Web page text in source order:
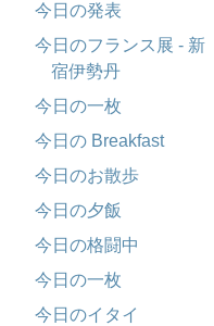
今日の発表
今日のフランス展 - 新
宿伊勢丹
今日の一枚
今日の Breakfast
今日のお散歩
今日の夕飯
今日の格闘中
今日の一枚
今日のイタイ